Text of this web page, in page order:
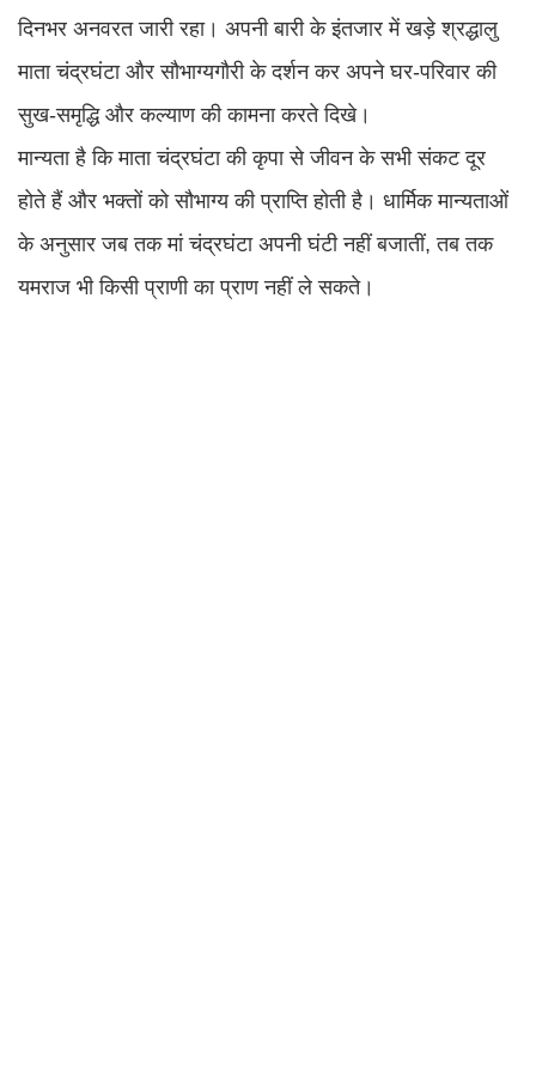
दिनभर अनवरत जारी रहा। अपनी बारी के इंतजार में खड़े श्रद्धालु
माता चंद्रघंटा और सौभाग्यगौरी के दर्शन कर अपने घर-परिवार की
सुख-समृद्धि और कल्याण की कामना करते दिखे।
मान्यता है कि माता चंद्रघंटा की कृपा से जीवन के सभी संकट दूर
होते हैं और भक्तों को सौभाग्य की प्राप्ति होती है। धार्मिक मान्यताओं
के अनुसार जब तक मां चंद्रघंटा अपनी घंटी नहीं बजातीं, तब तक
यमराज भी किसी प्राणी का प्राण नहीं ले सकते।